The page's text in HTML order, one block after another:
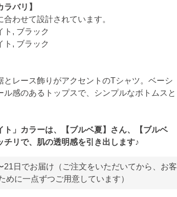
ラバリ】
わせて設計されています。
, ブラック
, ブラック
とレース飾りがアクセントのTシャツ。ベーシ
ル感のあるトップスで、シンプルなボトムスと
ト」カラーは、【ブルベ夏】さん、【ブルベ
チリで、肌の透明感を引き出します♪
21日でお届け（ご注文をいただいてから、お客
めに一点ずつご用意しています）